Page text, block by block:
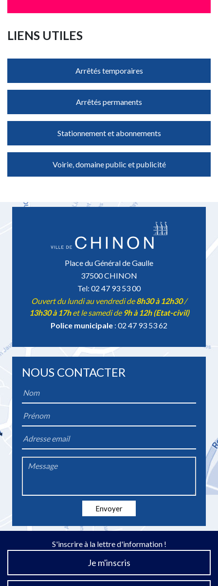
LIENS UTILES
Arrêtés temporaires
Arrêtés permanents
Stationnement et abonnements
Voirie, domaine public et publicité
Place du Général de Gaulle
37500 CHINON
Tel: 02 47 93 53 00
Ouvert du lundi au vendredi de8h30 à 12h30/
13h30 à 17het le samedi de 9h à 12h (Etat-civil)
Police municipale : 02 47 93 53 62
NOUS CONTACTER
*
*
Envoyer
S'inscrire à la lettre d'information !
Je m'inscris